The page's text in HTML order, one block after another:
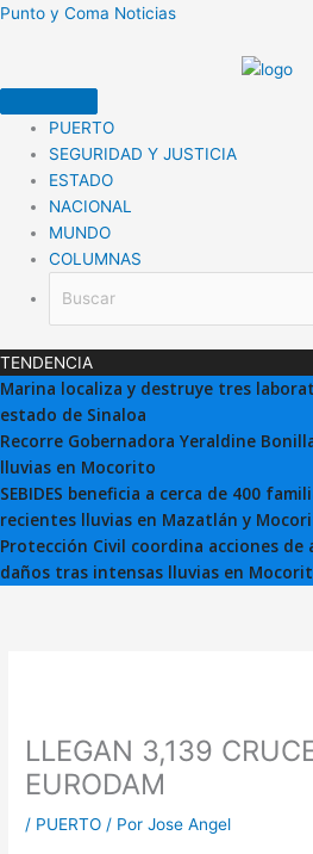
Ir
Punto y Coma Noticias
PUERTO
SEGURIDAD Y JUSTICIA
ESTADO
NACIONAL
MUNDO
COLUMNAS
TENDENCIA
Marina localiza y destruye tres
estado de Sinaloa
Recorre Gobernadora Yeraldine
lluvias en Mocorito
SEBIDES beneficia a cerca de 400
recientes lluvias en Mazatlán y
Protección Civil coordina acciones de
daños tras intensas lluvias en
LLEGAN 3,139
EURODAM
/ PUERTO / PorJose Angel